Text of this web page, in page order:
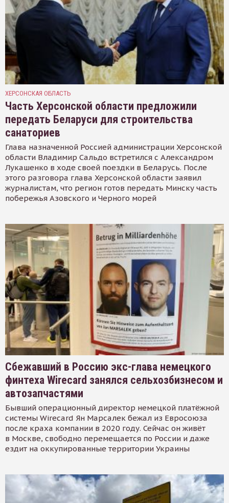
ХЕРСОНСКАЯ ОБЛАСТЬ
Часть Херсонской области предложили
передать Беларуси для строительства
санаториев
Глава назначенной Россией администрации Херсонской
области Владимир Сальдо встретился с Александром
Лукашенко в ходе своей поездки в Беларусь. После
этого разговора глава Херсонской области заявил
журналистам, что регион готов передать Минску часть
побережья Азовского и Черного морей
Сбежавший в Россию экс-глава немецкого
финтеха Wirecard занялся сельхозбизнесом и
автозапчастями
Бывший операционный директор немецкой платёжной
системы Wirecard Ян Марсалек бежал из Евросоюза
после краха компании в 2020 году. Сейчас он живёт
в Москве, свободно перемещается по России и даже
ездит на оккупированные территории Украины